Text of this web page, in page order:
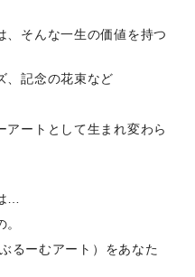
、そんな一生の価値を持つ
、記念の花束など
アートとして生まれ変わら
…
るーむアート）をあなた